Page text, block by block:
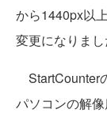
から1440px以
変更になりまし
StartCounter
パソコンの解